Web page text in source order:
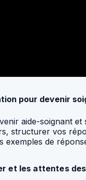
pour devenir
aide-soignant
structurer vos
exemples de
et les attentes